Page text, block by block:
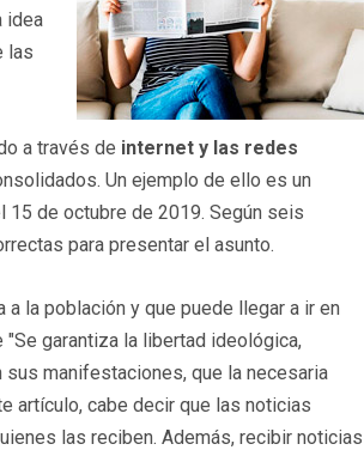
idea
las
a través de internet y las redes
Un ejemplo de ello es un
15 de octubre de 2019. Según seis
para presentar el asunto.
la población y que puede llegar a ir en
garantiza la libertad ideológica,
manifestaciones, que la necesaria
artículo, cabe decir que las noticias
las reciben. Además, recibir noticias